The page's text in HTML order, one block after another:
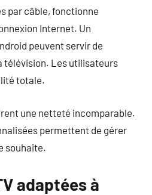
par câble, fonctionne
Internet. Un
peuvent servir de
télévision. Les utilisateurs
totale.
une netteté incomparable.
permettent de gérer
souhaite.
adaptées à